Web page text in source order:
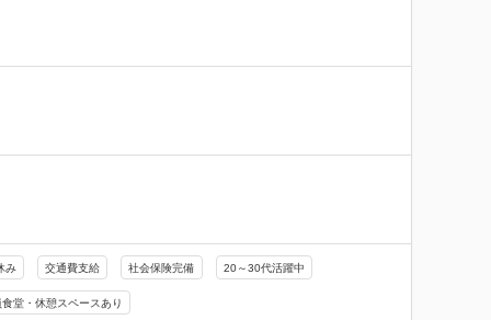
み 交通費支給 社会保険完備 20～30代活躍中
食堂・休憩スペースあり